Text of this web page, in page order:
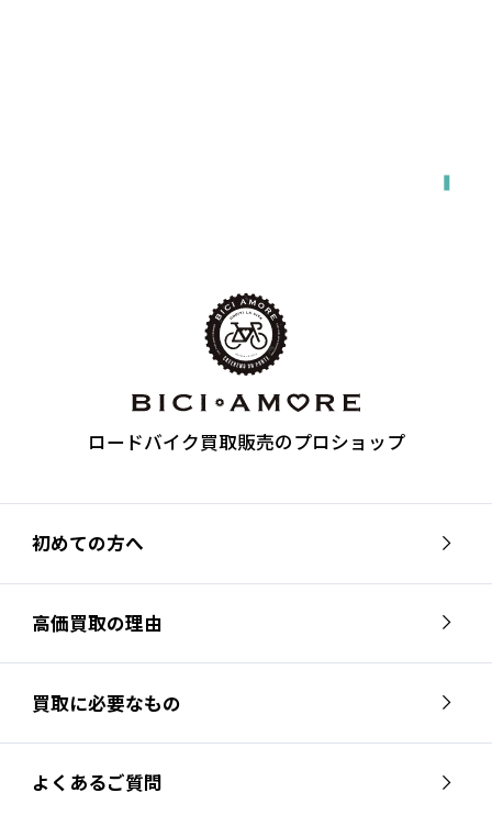
ロードバイク買取販売のプロショップ
初めての方へ
高価買取の理由
買取に必要なもの
よくあるご質問